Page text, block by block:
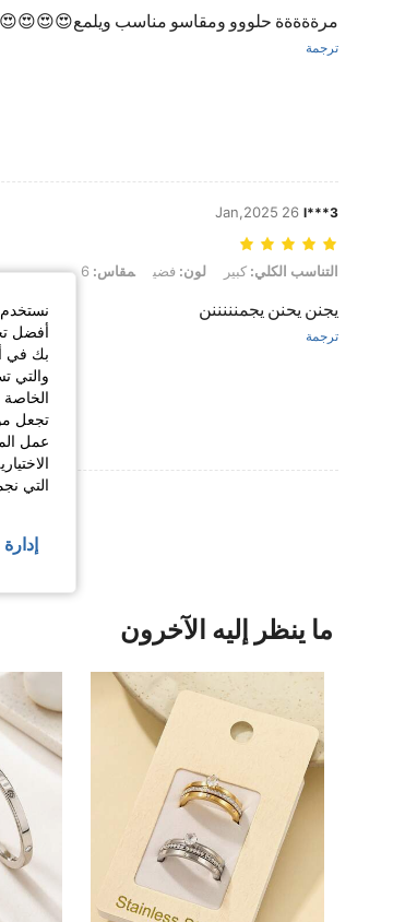
مرةةةةة حلووو ومقاسو مناسب
ترجمة
l***3
26 Jan,2025
التناسب الكلي: كبير, لون: فضي, مقاس: 6
التناسب الكلي: كبير لون: فضي مقاس:
يجنن يحنن يجمنننننن
ترجمة
عرض
ما ينظر إليه الآخرون
نستخدم
أفضل
بك في
والتي
تجعل
عمل
التي